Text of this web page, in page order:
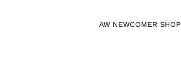
AW NEWCOMER SHOP